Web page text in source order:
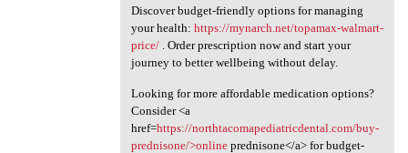
Discover budget-friendly options for managing
your health: https://mynarch.net/topamax-walmart-
price/. Order prescription now and start your
journey to better wellbeing without delay.
Looking for more affordable medication options?
Consider <a
href=https://northtacomapediatricdental.com/buy-
prednisone/>onlineprednisone</a> for budget-